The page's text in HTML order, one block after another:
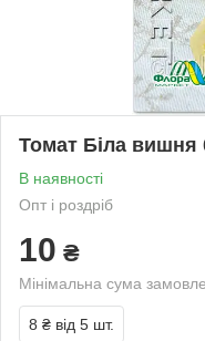
Томат Біла вишня
В наявності
Опт і роздріб
10 ₴
Мінімальна сума
8 ₴ від 5 шт.